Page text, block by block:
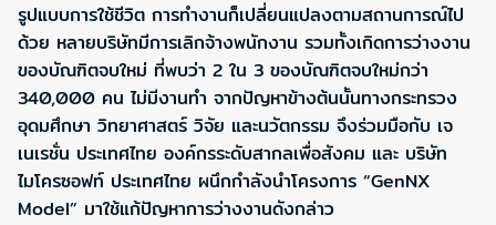
รูปแบบการใช้ชีวิต การทำงานก็เปลี่ยนแปลงตามสถานการณ์ไป
ด้วย หลายบริษัทมีการเลิกจ้างพนักงาน รวมทั้งเกิดการว่างงาน
ของบัณฑิตจบใหม่ ที่พบว่า 2 ใน 3 ของบัณฑิตจบใหม่กว่า
340,000 คน ไม่มีงานทำ จากปัญหาข้างต้นนั้นทางกระทรวง
อุดมศึกษา วิทยาศาสตร์ วิจัย และนวัตกรรม จึงร่วมมือกับ เจ
เนเรชั่น ประเทศไทย องค์กรระดับสากลเพื่อสังคม และ บริษัท
ไมโครซอฟท์ ประเทศไทย ผนึกกำลังนำโครงการ “GenNX
Model” มาใช้แก้ปัญหาการว่างงานดังกล่าว